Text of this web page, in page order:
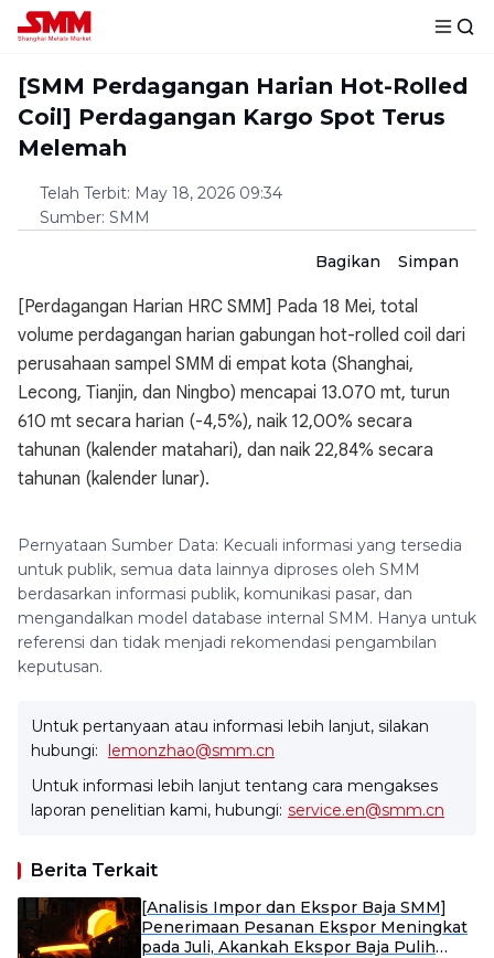
[SMM Perdagangan Harian Hot-Rolled
Coil] Perdagangan Kargo Spot Terus
Melemah
Telah Terbit: May 18, 2026 09:34
Sumber: SMM
Bagikan Simpan
[Perdagangan Harian HRC SMM] Pada 18 Mei, total
volume perdagangan harian gabungan hot-rolled coil dari
perusahaan sampel SMM di empat kota (Shanghai,
Lecong, Tianjin, dan Ningbo) mencapai 13.070 mt, turun
610 mt secara harian (-4,5%), naik 12,00% secara
tahunan (kalender matahari), dan naik 22,84% secara
tahunan (kalender lunar).
Pernyataan Sumber Data: Kecuali informasi yang tersedia
untuk publik, semua data lainnya diproses oleh SMM
berdasarkan informasi publik, komunikasi pasar, dan
mengandalkan model database internal SMM. Hanya untuk
referensi dan tidak menjadi rekomendasi pengambilan
keputusan.
Untuk pertanyaan atau informasi lebih lanjut, silakan
hubungi: lemonzhao@smm.cn
Untuk informasi lebih lanjut tentang cara mengakses
laporan penelitian kami, hubungi: service.en@smm.cn
Berita Terkait
[Analisis Impor dan Ekspor Baja SMM]
Penerimaan Pesanan Ekspor Meningkat
pada Juli, Akankah Ekspor Baja Pulih